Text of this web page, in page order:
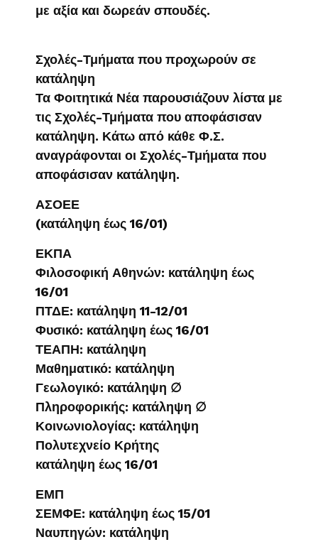
με αξία και δωρεάν σπουδές.
Σχολές-Τμήματα που προχωρούν σε
κατάληψη
Τα Φοιτητικά Νέα παρουσιάζουν λίστα με
τις Σχολές-Τμήματα που αποφάσισαν
κατάληψη. Κάτω από κάθε Φ.Σ.
αναγράφονται οι Σχολές-Τμήματα που
αποφάσισαν κατάληψη.
ΑΣΟΕΕ
(κατάληψη έως 16/01)
ΕΚΠΑ
Φιλοσοφική Αθηνών: κατάληψη έως
16/01
ΠΤΔΕ: κατάληψη 11-12/01
Φυσικό: κατάληψη έως 16/01
ΤΕΑΠΗ: κατάληψη
Μαθηματικό: κατάληψη
Γεωλογικό: κατάληψη ∅
Πληροφορικής: κατάληψη ∅
Κοινωνιολογίας: κατάληψη
Πολυτεχνείο Κρήτης
κατάληψη έως 16/01
ΕΜΠ
ΣΕΜΦΕ: κατάληψη έως 15/01
Ναυπηγών: κατάληψη